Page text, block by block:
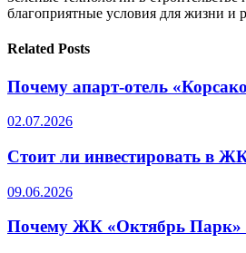
благоприятные условия для жизни и
Related Posts
Почему апарт-отель
02.07.2026
Стоит ли инвестировать в
09.06.2026
Почему ЖК «Октябрь Парк» в